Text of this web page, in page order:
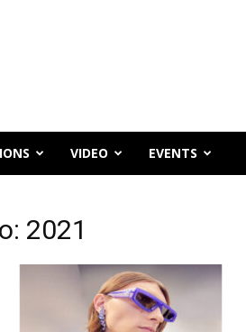
VIDEO EVENTS
2021